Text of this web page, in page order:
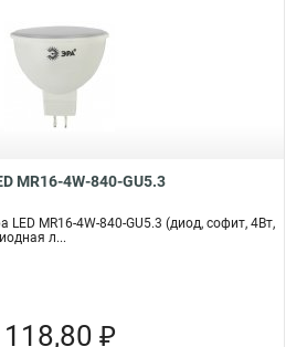
MR16-4W-840-GU5.3
MR16-4W-840-GU5.3 (диод, софит, 4Вт,
л...
118,80 ₽